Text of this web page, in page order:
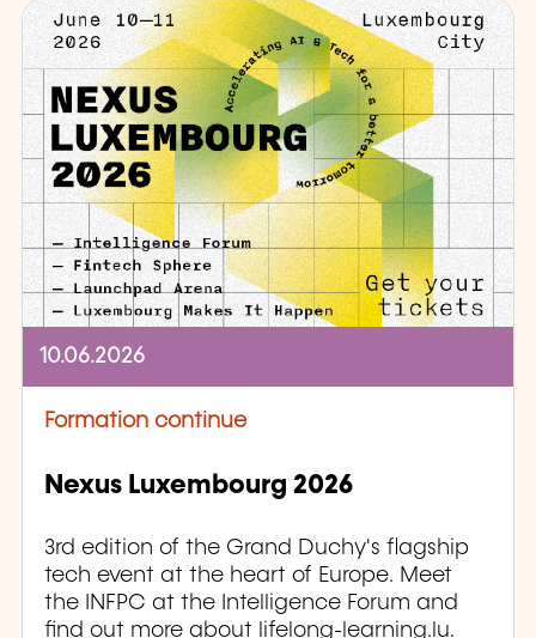
10.06.2026
Formation continue
Nexus Luxembourg 2026
3rd edition of the Grand Duchy's flagship
tech event at the heart of Europe. Meet
the INFPC at the Intelligence Forum and
find out more about lifelong-learning.lu.